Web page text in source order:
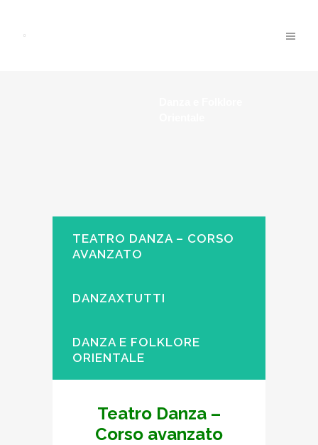
TEATRO DANZA – CORSO
AVANZATO
DANZAXTUTTI
DANZA E FOLKLORE
ORIENTALE
Teatro Danza –
Corso avanzato